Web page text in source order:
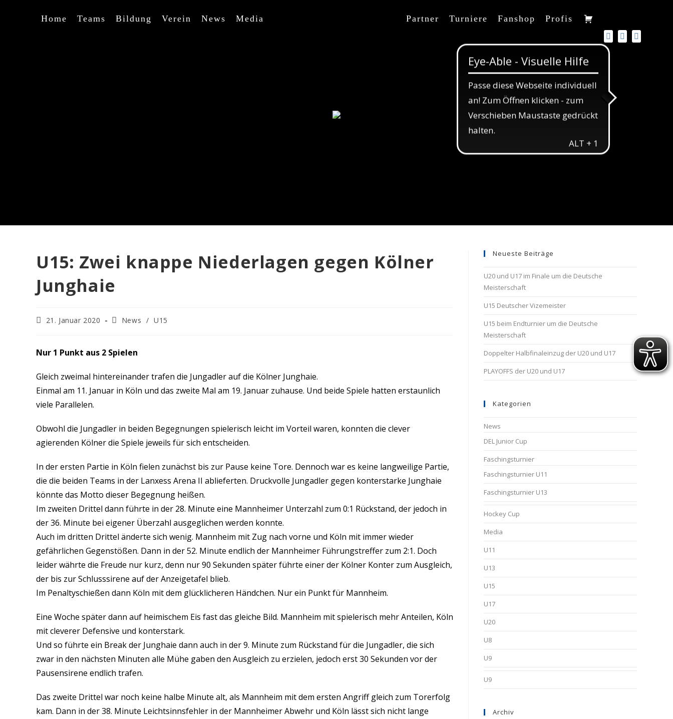
Home Teams Bildung Verein News Media Partner Turniere Fanshop Profis
U15: Zwei knappe Niederlagen gegen Kölner
Junghaie
21. Januar 2020 News / U15
Nur 1 Punkt aus 2 Spielen
Gleich zweimal hintereinander trafen die Jungadler auf die Kölner Junghaie.
Einmal am 11. Januar in Köln und das zweite Mal am 19. Januar zuhause. Und beide Spiele hatten erstaunlich
viele Parallelen.
Obwohl die Jungadler in beiden Begegnungen spielerisch leicht im Vorteil waren, konnten die clever
agierenden Kölner die Spiele jeweils für sich entscheiden.
In der ersten Partie in Köln fielen zunächst bis zur Pause keine Tore. Dennoch war es keine langweilige Partie,
die die beiden Teams in der Lanxess Arena II ablieferten. Druckvolle Jungadler gegen konterstarke Junghaie
könnte das Motto dieser Begegnung heißen.
Im zweiten Drittel dann führte in der 28. Minute eine Mannheimer Unterzahl zum 0:1 Rückstand, der jedoch in
der 36. Minute bei eigener Überzahl ausgeglichen werden konnte.
Auch im dritten Drittel änderte sich wenig. Mannheim mit Zug nach vorne und Köln mit immer wieder
gefährlichen Gegenstößen. Dann in der 52. Minute endlich der Mannheimer Führungstreffer zum 2:1. Doch
leider währte die Freude nur kurz, denn nur 90 Sekunden später führte einer der Kölner Konter zum Ausgleich,
der bis zur Schlusssirene auf der Anzeigetafel blieb.
Im Penaltyschießen dann Köln mit dem glücklicheren Händchen. Nur ein Punkt für Mannheim.
Eine Woche später dann auf heimischem Eis fast das gleiche Bild. Mannheim mit spielerisch mehr Anteilen, Köln
mit cleverer Defensive und konterstark.
Und so führte ein Break der Junghaie dann auch in der 9. Minute zum Rückstand für die Jungadler, die sich
zwar in den nächsten Minuten alle Mühe gaben den Ausgleich zu erzielen, jedoch erst 30 Sekunden vor der
Pausensirene endlich trafen.
Das zweite Drittel war noch keine halbe Minute alt, als Mannheim mit dem ersten Angriff gleich zum Torerfolg
kam. Dann in der 38. Minute Leichtsinnsfehler in der Mannheimer Abwehr und Köln lässt sich nicht lange
Neueste Beiträge
U20 und U17 im Finale um die Deutsche
Meisterschaft
U15 Deutscher Vizemeister
U15 beim Endturnier um die Deutsche
Meisterschaft
Doppelter Halbfinaleinzug der U20 und U17
PLAYOFFS der U20 und U17
Kategorien
News
DEL Junior Cup
Faschingsturnier
Faschingsturnier U11
Faschingsturnier U13
Hockey Cup
Media
U11
U13
U15
U17
U20
U8
U9
U9
Archiv